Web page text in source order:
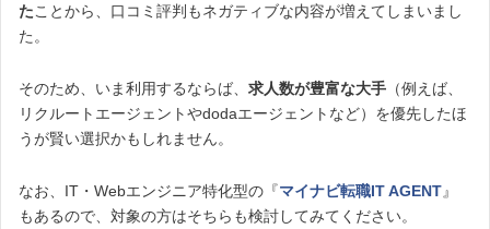
たことから、口コミ評判もネガティブな内容が増えてしまいまし
た。
そのため、いま利用するならば、 求人数が豊富な大手 （例えば、
リクルートエージェントやdodaエージェントなど）を優先したほ
うが賢い選択かもしれません。
なお、IT・Webエンジニア特化型の『マイナビ転職IT AGENT』
もあるので、対象の方はそちらも検討してみてください。